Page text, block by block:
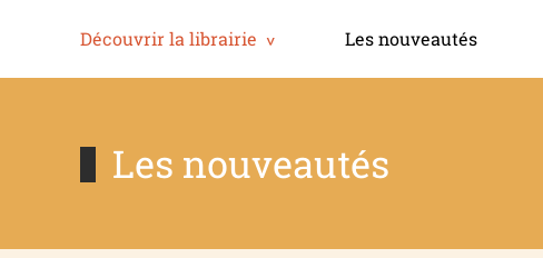
Découvrir la librairie Les nouveautés
Les nouveautés